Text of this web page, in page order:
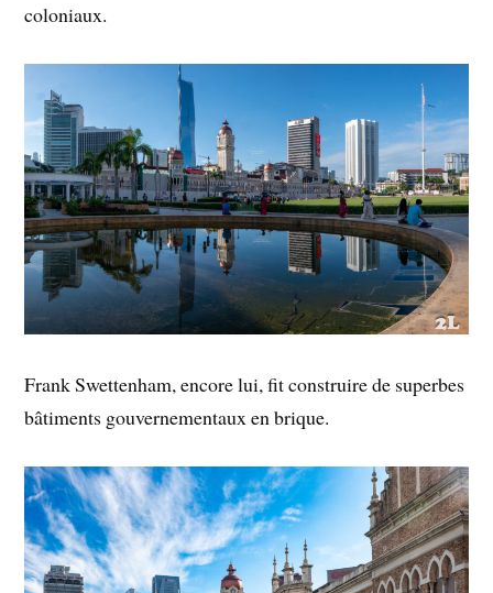
coloniaux.
Frank Swettenham, encore lui, fit construire de superbes
bâtiments gouvernementaux en brique.